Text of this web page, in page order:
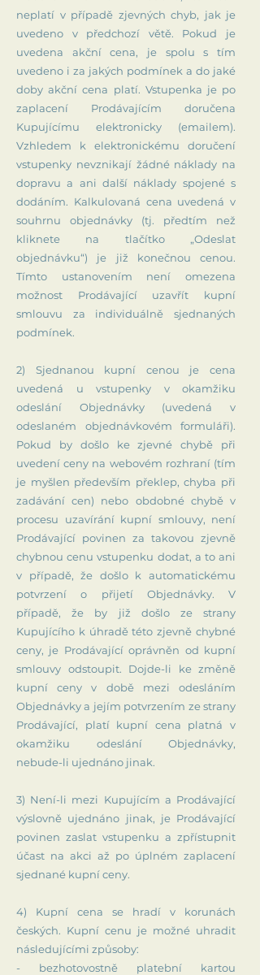
neplatí v případě zjevných chyb, jak je
uvedeno v předchozí větě. Pokud je
uvedena akční cena, je spolu s tím
uvedeno i za jakých podmínek a do jaké
doby akční cena platí. Vstupenka je po
zaplacení Prodávajícím doručena
Kupujícímu elektronicky (emailem).
Vzhledem k elektronickému doručení
vstupenky nevznikají žádné náklady na
dopravu a ani další náklady spojené s
dodáním. Kalkulovaná cena uvedená v
souhrnu objednávky (tj. předtím než
kliknete na tlačítko „Odeslat
objednávku“) je již konečnou cenou.
Tímto ustanovením není omezena
možnost Prodávající uzavřít kupní
smlouvu za individuálně sjednaných
podmínek.
2) Sjednanou kupní cenou je cena
uvedená u vstupenky v okamžiku
odeslání Objednávky (uvedená v
odeslaném objednávkovém formuláři).
Pokud by došlo ke zjevné chybě při
uvedení ceny na webovém rozhraní (tím
je myšlen především překlep, chyba při
zadávání cen) nebo obdobné chybě v
procesu uzavírání kupní smlouvy, není
Prodávající povinen za takovou zjevně
chybnou cenu vstupenku dodat, a to ani
v případě, že došlo k automatickému
potvrzení o přijetí Objednávky. V
případě, že by již došlo ze strany
Kupujícího k úhradě této zjevně chybné
ceny, je Prodávající oprávněn od kupní
smlouvy odstoupit. Dojde-li ke změně
kupní ceny v době mezi odesláním
Objednávky a jejím potvrzením ze strany
Prodávající, platí kupní cena platná v
okamžiku odeslání Objednávky,
nebude-li ujednáno jinak.
3) Není-li mezi Kupujícím a Prodávající
výslovně ujednáno jinak, je Prodávající
povinen zaslat vstupenku a zpřístupnit
účast na akci až po úplném zaplacení
sjednané kupní ceny.
4) Kupní cena se hradí v korunách
českých. Kupní cenu je možné uhradit
následujícími způsoby:
- bezhotovostně platební kartou